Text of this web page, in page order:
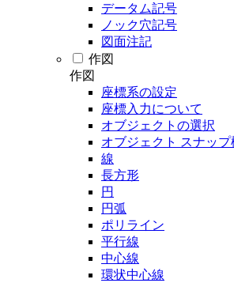
データム記号
ノック穴記号
図面注記
作図
作図
座標系の設定
座標入力について
オブジェクトの選択
オブジェクト スナップ
線
長方形
円
円弧
ポリライン
平行線
中心線
環状中心線